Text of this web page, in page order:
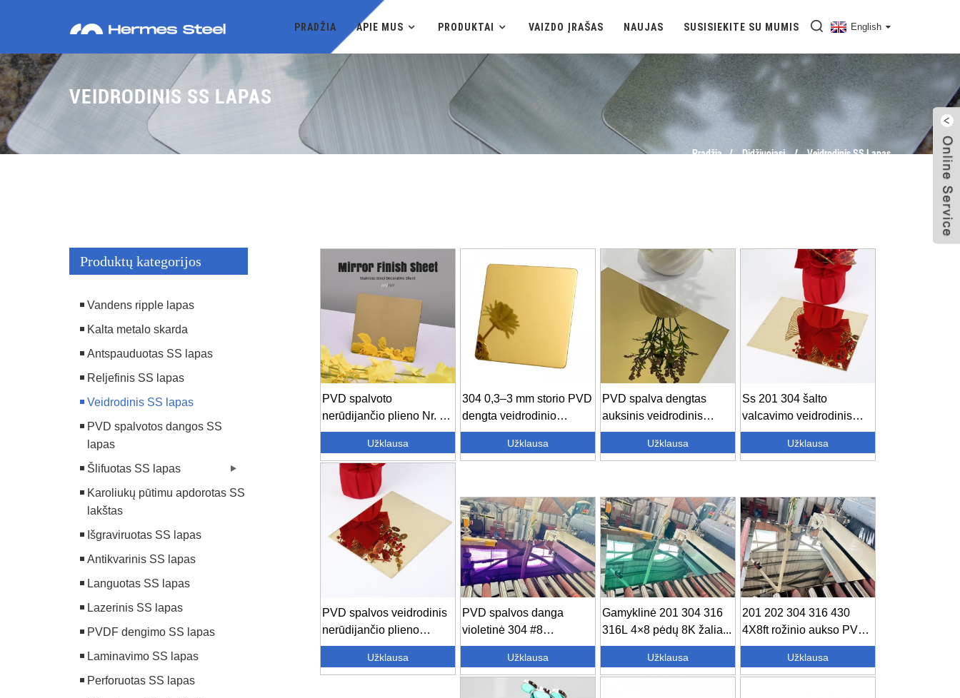
PRADŽIA APIE MUS PRODUKTAI VAIZDO ĮRAŠAS NAUJAS SUSISIEKITE SU MUMIS English
VEIDRODINIS SS LAPAS
Pradžia Didžiuojasi Veidrodinis SS Lapas
Produktų kategorijos
Vandens ripple lapas
Kalta metalo skarda
Antspauduotas SS lapas
Reljefinis SS lapas
Veidrodinis SS lapas
PVD spalvotos dangos SS
lapas
Šlifuotas SS lapas
Karoliukų pūtimu apdorotas SS
lakštas
Išgraviruotas SS lapas
Antikvarinis SS lapas
Languotas SS lapas
Lazerinis SS lapas
PVDF dengimo SS lapas
Laminavimo SS lapas
Perforuotas SS lapas
PVD spalvoto
nerūdijančio plieno Nr. 8
veidrodinė apdaila...
Užklausa
304 0,3–3 mm storio PVD
dengta veidrodinio
apdailos spalva...
Užklausa
PVD spalva dengtas
auksinis veidrodinis
nerūdijančio plieno
šepetys...
Užklausa
Ss 201 304 šalto
valcavimo veidrodinis
aukso lakštas
dekoravimui...
Užklausa
PVD spalvos veidrodinis
nerūdijančio plieno
lakštas G...
Užklausa
PVD spalvos danga
violetinė 304 #8
veidrodinis nerūdijantis...
Užklausa
Gamyklinė 201 304 316
316L 4×8 pėdų 8K žalia...
Užklausa
201 202 304 316 430
4X8ft rožinio aukso PVD
spalvos c ...
Užklausa